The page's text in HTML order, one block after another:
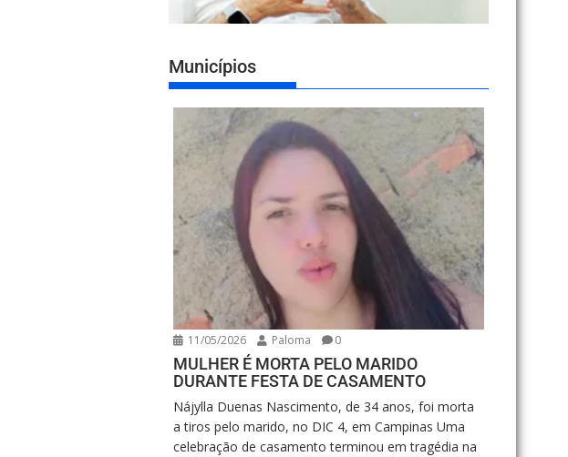
Municípios
11/05/2026 Paloma 0
MULHER É MORTA PELO MARIDO
DURANTE FESTA DE CASAMENTO
Nájylla Duenas Nascimento, de 34 anos, foi morta
a tiros pelo marido, no DIC 4, em Campinas Uma
celebração de casamento terminou em tragédia na